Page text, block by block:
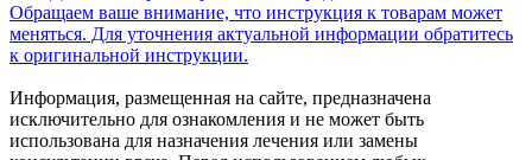
Обращаем ваше внимание, что инструкция к товарам может
меняться. Для уточнения актуальной информации обратитесь
к оригинальной инструкции.
Информация, размещенная на сайте, предназначена
исключительно для ознакомления и не может быть
использована для назначения лечения или замены